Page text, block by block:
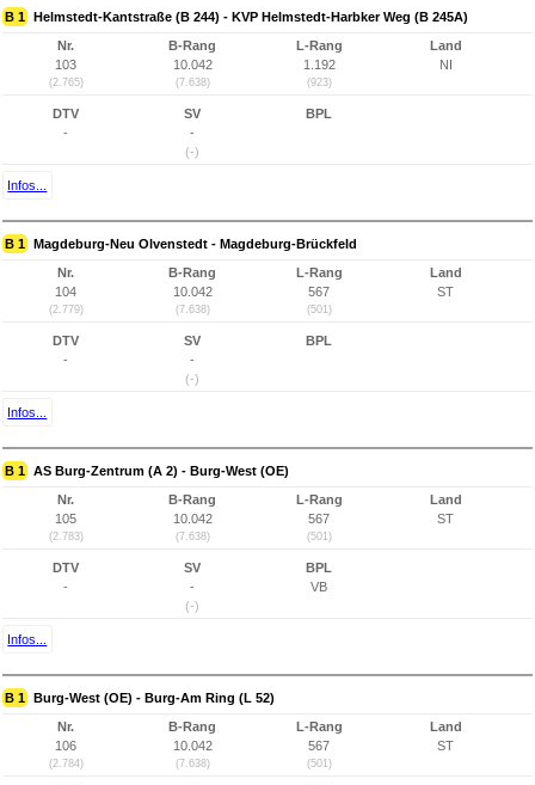
B 1 Helmstedt-Kantstraße (B 244) - KVP Helmstedt-Harbker Weg (B 245A)
Nr.
103
(2.765)
B-Rang
10.042
(7.638)
L-Rang
1.192
(923)
Land
NI
DTV
-
SV
-
(-)
BPL
Infos...
B 1 Magdeburg-Neu Olvenstedt - Magdeburg-Brückfeld
Nr.
104
(2.779)
B-Rang
10.042
(7.638)
L-Rang
567
(501)
Land
ST
DTV
-
SV
-
(-)
BPL
Infos...
B 1 AS Burg-Zentrum (A 2) - Burg-West (OE)
Nr.
105
(2.783)
B-Rang
10.042
(7.638)
L-Rang
567
(501)
Land
ST
DTV
-
SV
-
(-)
BPL
VB
Infos...
B 1 Burg-West (OE) - Burg-Am Ring (L 52)
Nr.
106
(2.784)
B-Rang
10.042
(7.638)
L-Rang
567
(501)
Land
ST